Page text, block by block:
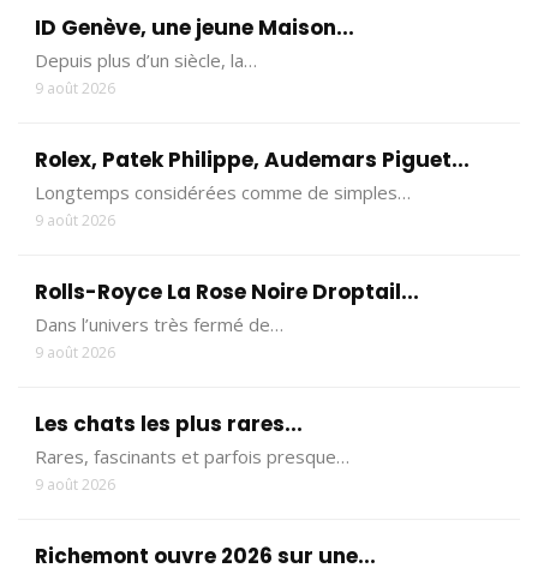
ID Genève, une jeune Maison...
Depuis plus d’un siècle, la…
9 août 2026
Rolex, Patek Philippe, Audemars Piguet...
Longtemps considérées comme de simples…
9 août 2026
Rolls-Royce La Rose Noire Droptail...
Dans l’univers très fermé de…
9 août 2026
Les chats les plus rares...
Rares, fascinants et parfois presque…
9 août 2026
Richemont ouvre 2026 sur une...